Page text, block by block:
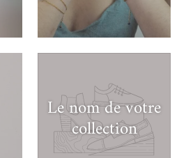
Le nom de votre
collection